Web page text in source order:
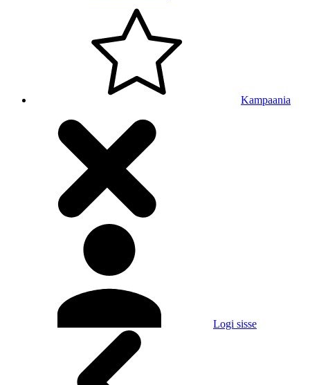
Kampaania
Logi sisse